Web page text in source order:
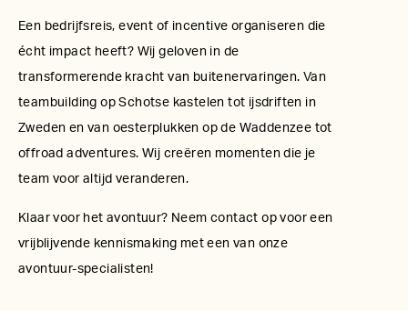
Een bedrijfsreis, event of incentive organiseren die
écht impact heeft? Wij geloven in de
transformerende kracht van buitenervaringen. Van
teambuilding op Schotse kastelen tot ijsdriften in
Zweden en van oesterplukken op de Waddenzee tot
offroad adventures. Wij creëren momenten die je
team voor altijd veranderen.
Klaar voor het avontuur? Neem contact op voor een
vrijblijvende kennismaking met een van onze
avontuur-specialisten!